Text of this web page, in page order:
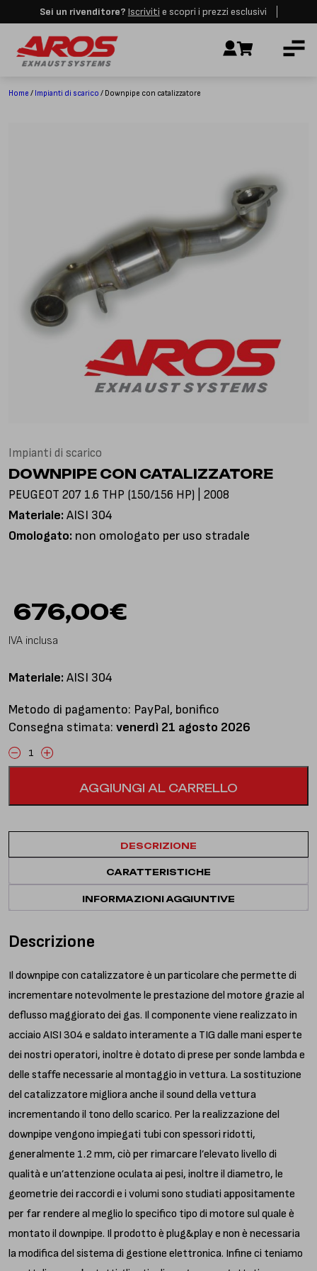
Sei un rivenditore? Iscriviti e scopri i prezzi esclusivi
IMPIANTI DI SCARICO
CUSTOMER SERVICE
+39 348 4420254
Lunedì – Venerdì
8.00 – 18.00
INDIRIZZO
Via Gioacchino Rossini, 18
25050 Pian Camuno BS, Italia
Home / Impianti di scarico / Downpipe con catalizzatore
Impianti di scarico
DOWNPIPE CON CATALIZZATORE
PEUGEOT 207 1.6 THP (150/156 HP) | 2008
Materiale: AISI 304
Omologato: non omologato per uso stradale
€
676,00
IVA inclusa
Materiale: AISI 304
Metodo di pagamento: PayPal, bonifico
Consegna stimata: venerdì 21 agosto 2026
Downpipe
catalizzatore
quantità
AGGIUNGI AL CARRELLO
DESCRIZIONE
CARATTERISTICHE
INFORMAZIONI AGGIUNTIVE
Descrizione
Il downpipe con catalizzatore è un particolare che permette di
incrementare notevolmente le prestazione del motore grazie al
deflusso maggiorato dei gas. Il componente viene realizzato in
acciaio AISI 304 e saldato interamente a TIG dalle mani esperte
dei nostri operatori, inoltre è dotato di prese per sonde lambda e
delle staffe necessarie al montaggio in vettura. La sostituzione
del catalizzatore migliora anche il sound della vettura
incrementando il tono dello scarico. Per la realizzazione del
downpipe vengono impiegati tubi con spessori ridotti,
generalmente 1.2 mm, ciò per rimarcare l’elevato livello di
qualità e un’attenzione oculata ai pesi, inoltre il diametro, le
geometrie dei raccordi e i volumi sono studiati appositamente
per far rendere al meglio lo specifico tipo di motore sul quale è
montato il downpipe. Il prodotto è plug&play e non è necessaria
la modifica del sistema di gestione elettronica. Infine ci teniamo
Aros rimarrà chiusa per le festività dall'8 al 23 Agosto. I nuovi ordini